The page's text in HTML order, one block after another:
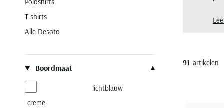
T-shirts
Alle Desoto
Boordmaat
creme
lichtblauw
91 artikelen